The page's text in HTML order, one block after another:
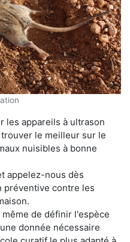
les appareils à ultrason
le meilleur sur le
nuisibles à bonne
appelez-nous dès
préventive contre les
de définir l'espèce
donnée nécessaire